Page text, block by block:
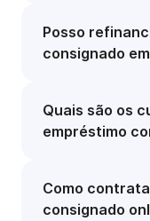
Posso
consignado
Quais são os
empréstimo
Como
consignado